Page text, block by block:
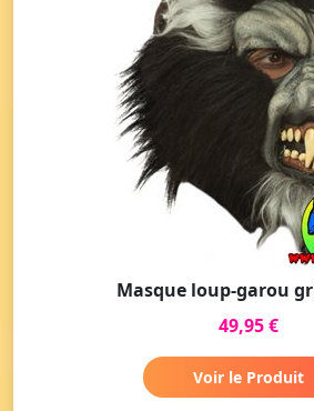
Masque loup-garou
49,95 €
Voir le Produit